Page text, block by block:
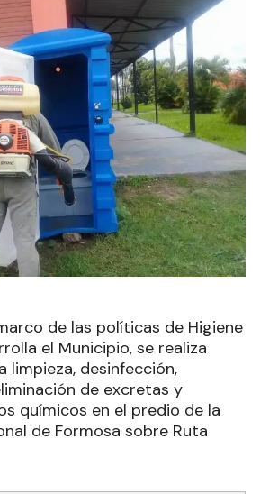
de las políticas de Higiene
el Municipio, se realiza
limpieza, desinfección,
de excretas y
químicos en el predio de la
de Formosa sobre Ruta